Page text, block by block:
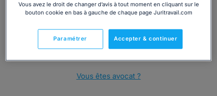
Consulter immédiatement
ou appelez le01 75 75 42 33(8h à 21h du lundi au
vendredi)
Vous êtes avocat ?
Vous avez le droit de changer d’avis à tout moment en cliquant sur le
bouton cookie en bas à gauche de chaque page Juritravail.com
Accepter & continuer
Paramétrer